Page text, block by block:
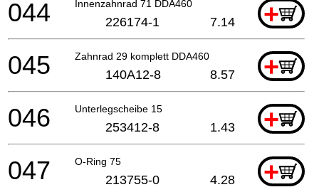
Innenzahnrad 71 DDA460 +
044 226174-1 7.14
Zahnrad 29 komplett DDA460 +
045 140A12-8 8.57
Unterlegscheibe 15 +
046 253412-8 1.43
O-Ring 75 +
047 213755-0 4.28